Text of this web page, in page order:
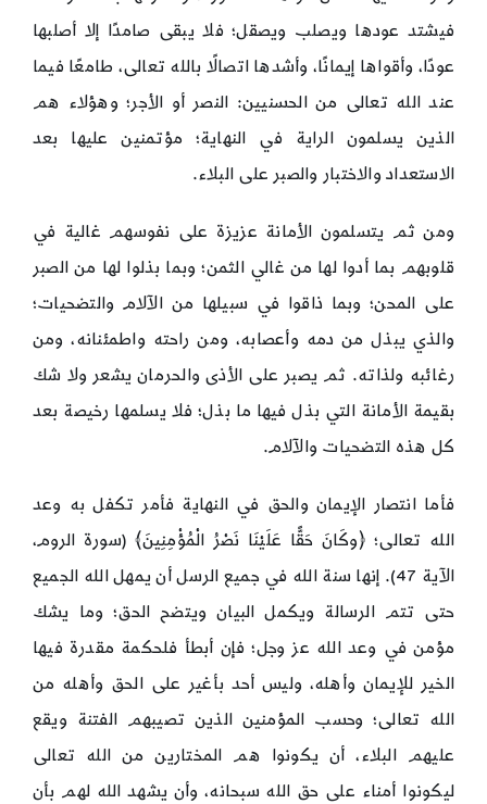
فيشتد عودها ويصلب ويصقل؛ فلا يبقى صامدًا إلا أصلبها
عودًا، وأقواها إيمانًا، وأشدها اتصالًا بالله تعالى، طامعًا فيما
عند الله تعالى من الحسنيين: النصر أو الأجر؛ وهؤلاء هم
الذين يسلمون الراية في النهاية؛ مؤتمنين عليها بعد
الاستعداد والاختبار والصبر على البلاء.
ومن ثم يتسلمون الأمانة عزيزة على نفوسهم غالية في
قلوبهم بما أدوا لها من غالي الثمن؛ وبما بذلوا لها من الصبر
على المحن؛ وبما ذاقوا في سبيلها من الآلام والتضحيات؛
والذي يبذل من دمه وأعصابه، ومن راحته واطمئنانه، ومن
رغائبه ولذاته. ثم يصبر على الأذى والحرمان يشعر ولا شك
بقيمة الأمانة التي بذل فيها ما بذل؛ فلا يسلمها رخيصة بعد
كل هذه التضحيات والآلام.
فأما انتصار الإيمان والحق في النهاية فأمر تكفل به وعد
الله تعالى؛ ﴿وكَانَ حَقًّا عَلَيْنَا نَصْرُ الْمُؤْمِنِينَ﴾ (سورة الروم،
الآية 47). إنها سنة الله في جميع الرسل أن يمهل الله الجميع
حتى تتم الرسالة ويكمل البيان ويتضح الحق؛ وما يشك
مؤمن في وعد الله عز وجل؛ فإن أبطأ فلحكمة مقدرة فيها
الخير للإيمان وأهله، وليس أحد بأغير على الحق وأهله من
الله تعالى؛ وحسب المؤمنين الذين تصيبهم الفتنة ويقع
عليهم البلاء، أن يكونوا هم المختارين من الله تعالى
ليكونوا أمناء على حق الله سبحانه، وأن يشهد الله لهم بأن